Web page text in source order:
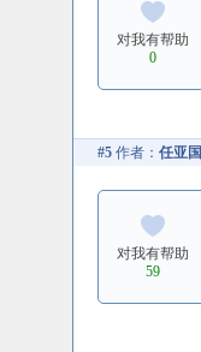
对我有帮助
0
#5作者： 任亚国
对我有帮助
59